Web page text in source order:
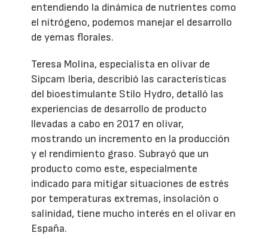
entendiendo la dinámica de nutrientes como
el nitrógeno, podemos manejar el desarrollo
de yemas florales.
Teresa Molina, especialista en olivar de
Sipcam Iberia, describió las características
del bioestimulante Stilo Hydro, detalló las
experiencias de desarrollo de producto
llevadas a cabo en 2017 en olivar,
mostrando un incremento en la producción
y el rendimiento graso. Subrayó que un
producto como este, especialmente
indicado para mitigar situaciones de estrés
por temperaturas extremas, insolación o
salinidad, tiene mucho interés en el olivar en
España.